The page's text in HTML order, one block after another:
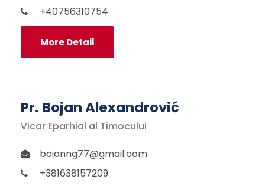
+40756310754
More Detail
Pr. Bojan Alexandrović
Vicar Eparhial al Timocului
boianng77@gmail.com
+381638157209